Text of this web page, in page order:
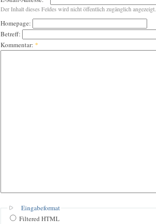
Der Inhalt dieses Feldes wird nicht öffentlich zugänglich angezeigt.
Homepage:
Betreff:
Kommentar: *
Eingabeformat
Filtered HTML